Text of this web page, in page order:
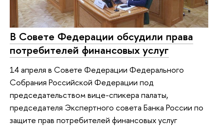
В Совете Федерации обсудили права
потребителей финансовых услуг
14 апреля в Совете Федерации Федерального
Собрания Российской Федерации под
председательством вице-спикера палаты,
председателя Экспертного совета Банка России по
защите прав потребителей финансовых услуг